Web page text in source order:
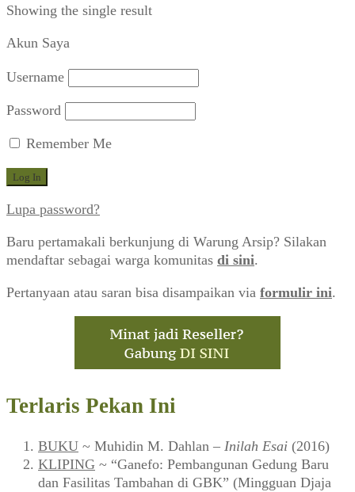
Showing the single result
Akun Saya
Username
Password
Remember Me
Lupa password?
Baru pertamakali berkunjung di Warung Arsip? Silakan
mendaftar sebagai warga komunitas di sini.
Pertanyaan atau saran bisa disampaikan via formulir ini.
Terlaris Pekan Ini
BUKU ~ Muhidin M. Dahlan – Inilah Esai (2016)
KLIPING ~ “Ganefo: Pembangunan Gedung Baru
dan Fasilitas Tambahan di GBK” (Mingguan Djaja